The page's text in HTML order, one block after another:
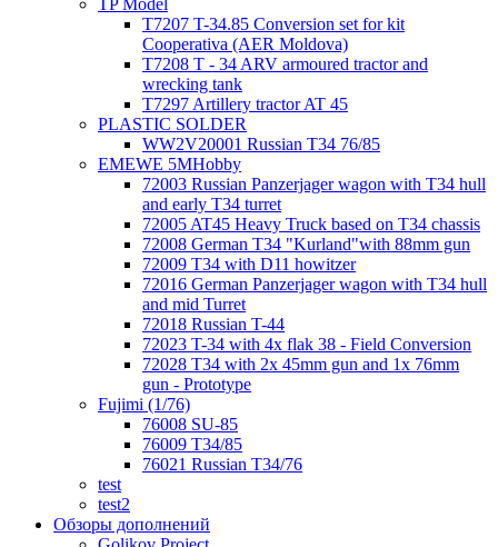
TP Model
T7207 T-34.85 Conversion set for kit
Cooperativa (AER Moldova)
T7208 T - 34 ARV armoured tractor and
wrecking tank
T7297 Artillery tractor AT 45
PLASTIC SOLDER
WW2V20001 Russian T34 76/85
EMEWE 5MHobby
72003 Russian Panzerjager wagon with T34 hull
and early T34 turret
72005 AT45 Heavy Truck based on T34 chassis
72008 German T34 "Kurland"with 88mm gun
72009 T34 with D11 howitzer
72016 German Panzerjager wagon with T34 hull
and mid Turret
72018 Russian T-44
72023 T-34 with 4x flak 38 - Field Conversion
72028 T34 with 2x 45mm gun and 1x 76mm
gun - Prototype
Fujimi (1/76)
76008 SU-85
76009 T34/85
76021 Russian T34/76
test
test2
Обзоры дополнений